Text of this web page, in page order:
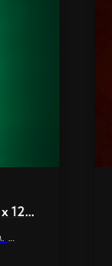
120